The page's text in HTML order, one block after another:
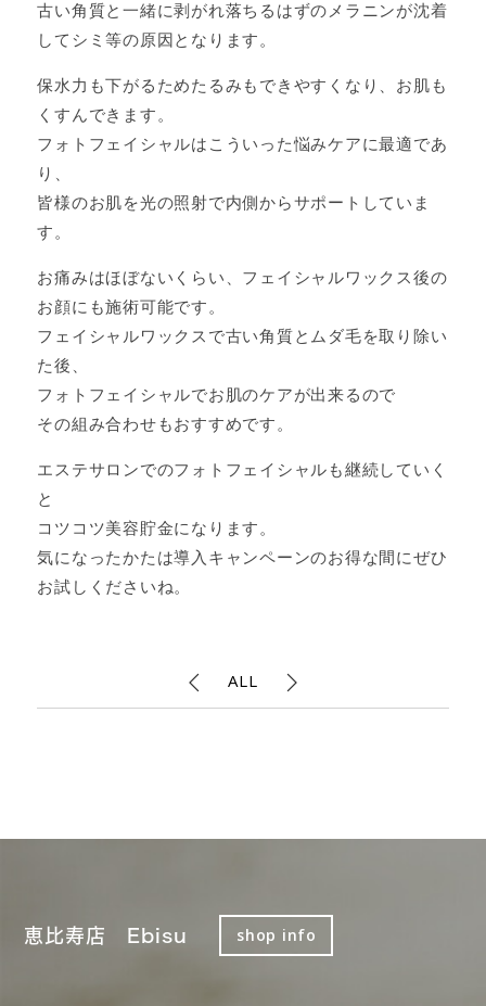
古い角質と一緒に剥がれ落ちるはずのメラニンが沈着
してシミ等の原因となります。
保水力も下がるためたるみもできやすくなり、お肌も
くすんできます。
フォトフェイシャルはこういった悩みケアに最適であ
り、
皆様のお肌を光の照射で内側からサポートしていま
す。
お痛みはほぼないくらい、フェイシャルワックス後の
お顔にも施術可能です。
フェイシャルワックスで古い角質とムダ毛を取り除い
た後、
フォトフェイシャルでお肌のケアが出来るので
その組み合わせもおすすめです。
エステサロンでのフォトフェイシャルも継続していく
と
コツコツ美容貯金になります。
気になったかたは導入キャンペーンのお得な間にぜひ
お試しくださいね。
ALL
恵比寿店 Ebisu shop info